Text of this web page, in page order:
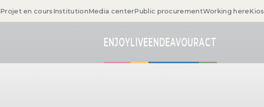
Projet en coursInstitutionMedia centerPublic procurementWorking here
ENJOYLIVEENDEAVOURACT